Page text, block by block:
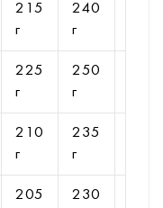
215
г
240
г
225
г
250
г
210
г
235
г
205
230